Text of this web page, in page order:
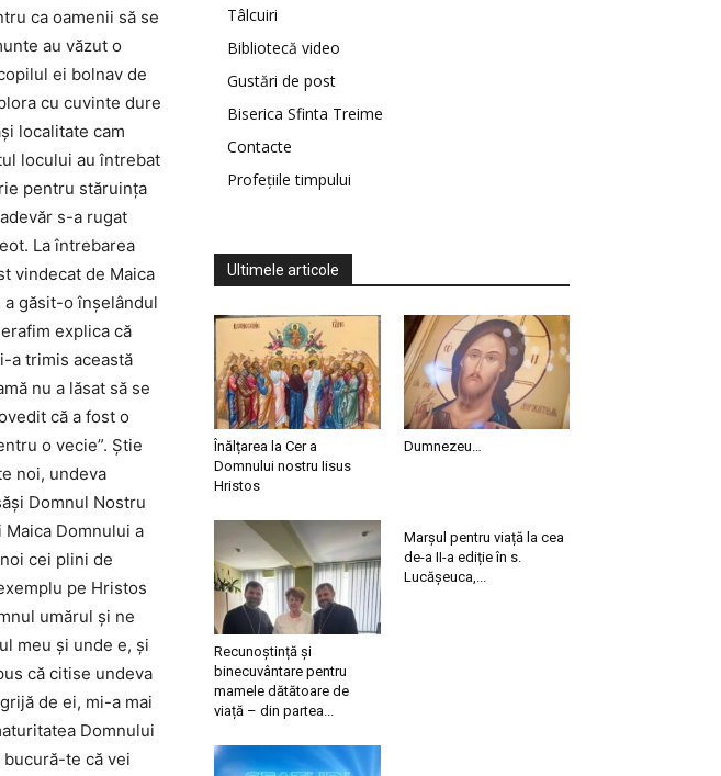
ca oamenii să se
au văzut o
ei bolnav de
cu cuvinte dure
localitate cam
locului au întrebat
pentru stăruința
s-a rugat
La întrebarea
vindecat de Maica
găsit-o înșelândul
explica că
a trimis această
nu a lăsat să se
că a fost o
o vecie”. Știe
noi, undeva
Domnul Nostru
Domnului a
cei plini de
pe Hristos
umărul și ne
meu și unde e, și
că citise undeva
de ei, mi-a mai
Domnului
bucură-te că vei
Tâlcuiri
Bibliotecă video
Gustări de post
Biserica Sfinta Treime
Contacte
Profețiile timpului
Ultimele articole
Înălțarea la Cer a
Domnului nostru Iisus
Hristos
Dumnezeu…
Recunoștință și
binecuvântare pentru
mamele dătătoare de
viață – din partea...
Marșul pentru viață la cea
de-a II-a ediție în s.
Lucășeuca,...